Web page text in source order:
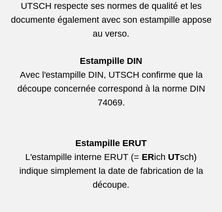
UTSCH respecte ses normes de qualité et les
documente également avec son estampille appose
au verso.
Estampille DIN
Avec l'estampille DIN, UTSCH confirme que la
découpe concernée correspond à la norme DIN
74069.
Estampille ERUT
L'estampille interne ERUT (= ERich UTsch)
indique simplement la date de fabrication de la
découpe.